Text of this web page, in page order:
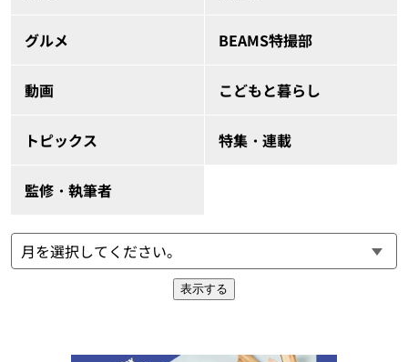
グルメ BEAMS特撮部
動画 こどもと暮らし
トピックス 特集・連載
監修・執筆者
表示する